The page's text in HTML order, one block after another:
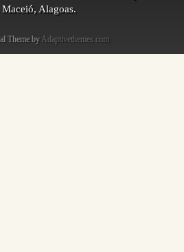
Maceió, Alagoas.
Theme by Adaptivethemes.com